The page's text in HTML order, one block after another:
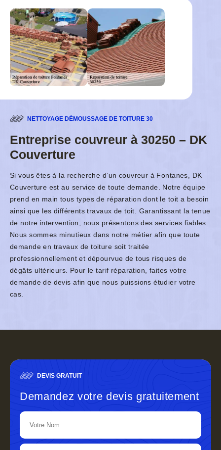
NETTOYAGE DÉMOUSSAGE DE TOITURE 30
Entreprise couvreur à 30250 – DK
Couverture
Si vous êtes à la recherche d’un couvreur à Fontanes, DK
Couverture est au service de toute demande. Notre équipe
prend en main tous types de réparation dont le toit a besoin
ainsi que les différents travaux de toit. Garantissant la tenue
de notre intervention, nous présentons des services fiables.
Nous sommes minutieux dans notre métier afin que toute
demande en travaux de toiture soit traitée
professionnellement et dépourvue de tous risques de
dégâts ultérieurs. Pour le tarif réparation, faites votre
demande de devis afin que nous puissions étudier votre
cas.
DEVIS GRATUIT
Demandez votre devis gratuitement